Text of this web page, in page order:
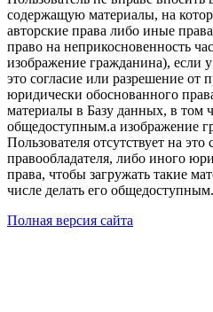
содержащую материалы, на
авторские права либо иные
право на неприкосновенность
изображение гражданина), если у
это согласие или разрешение от
юридически обоснованного
материалы в Базу данных, в том
общедоступным.а изображение
Пользователя отсутствует на
правообладателя, либо иного
права, чтобы загружать такие
числе делать его общедоступным.
Полная версия сайта